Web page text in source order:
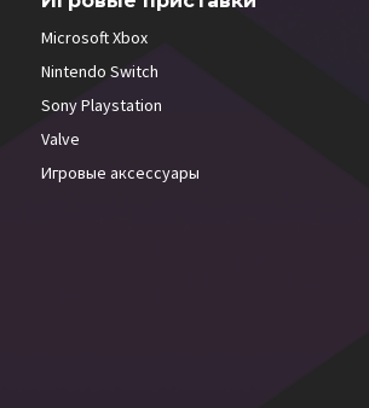
Microsoft Xbox
Nintendo Switch
Sony Playstation
Valve
Игровые аксессуары